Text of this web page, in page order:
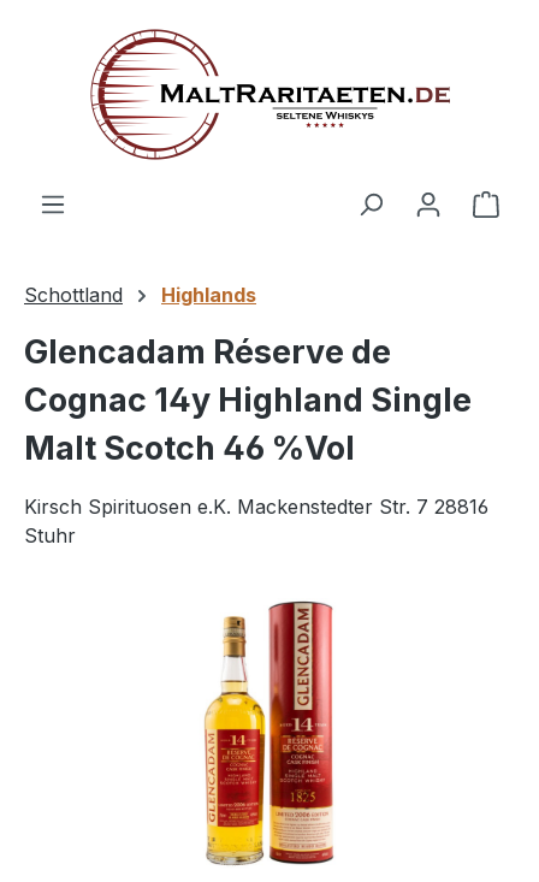
Schottland Highlands
Glencadam Réserve de
Cognac 14y Highland Single
Malt Scotch 46 %Vol
Kirsch Spirituosen e.K. Mackenstedter Str. 7 28816
Stuhr
Bildergalerie überspringen